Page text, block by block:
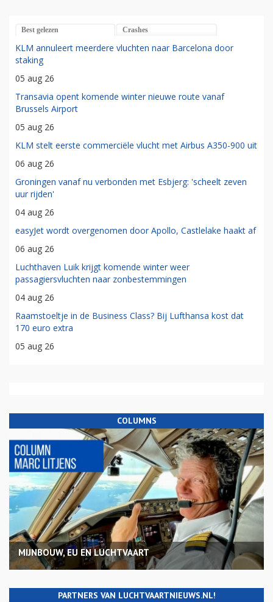
Best gelezen Crashes
KLM annuleert meerdere vluchten naar Barcelona door
staking
05 aug 26
Transavia opent komende winter nieuwe route vanaf
Brussels Airport
05 aug 26
KLM stelt eerste commerciële vlucht met Airbus A350-900 uit
06 aug 26
Groningen vanaf nu verbonden met Esbjerg: 'scheelt zeven
uur rijden'
04 aug 26
easyJet wordt overgenomen door Apollo, Castlelake haakt af
06 aug 26
Luchthaven Luik krijgt komende winter weer
passagiersvluchten naar zonbestemmingen
04 aug 26
Raamstoeltje in de Business Class? Bij Lufthansa kost dat
170 euro extra
05 aug 26
COLUMNS
MIJNBOUW, EU EN LUCHTVAART
PARTNERS VAN LUCHTVAARTNIEUWS.NL!